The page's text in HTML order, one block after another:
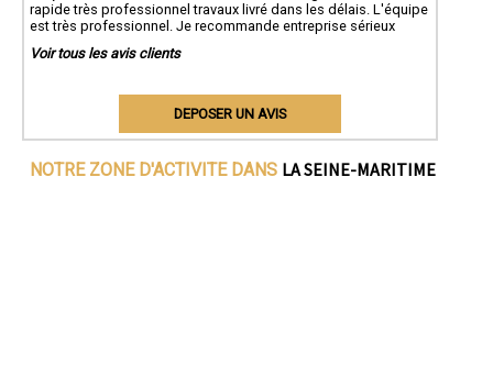
rapide très professionnel travaux livré dans les délais. L'équipe
est très professionnel. Je recommande entreprise sérieux
Voir tous les avis clients
DEPOSER UN AVIS
NOTRE ZONE D'ACTIVITE DANS LA SEINE-MARITIME